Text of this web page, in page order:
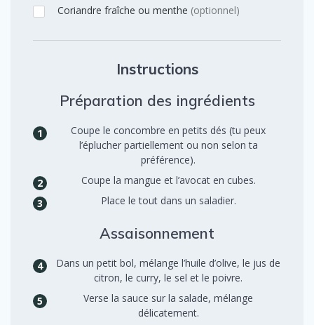
Coriandre fraîche ou menthe (optionnel)
Instructions
Préparation des ingrédients
Coupe le concombre en petits dés (tu peux
l’éplucher partiellement ou non selon ta
préférence).
Coupe la mangue et l’avocat en cubes.
Place le tout dans un saladier.
Assaisonnement
Dans un petit bol, mélange l’huile d’olive, le jus de
citron, le curry, le sel et le poivre.
Verse la sauce sur la salade, mélange
délicatement.